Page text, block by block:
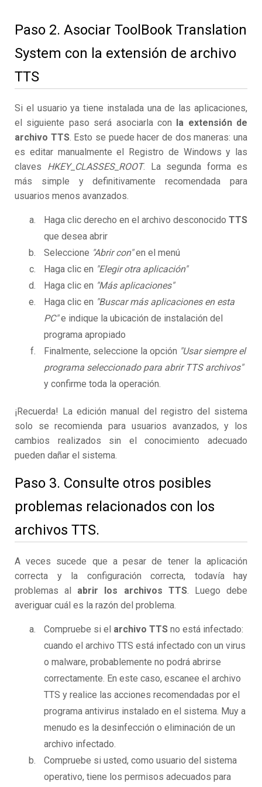
Paso 2. Asociar ToolBook Translation
System con la extensión de archivo
TTS
Si el usuario ya tiene instalada una de las aplicaciones,
el siguiente paso será asociarla con
la extensión de
archivo TTS. Esto se puede hacer de dos maneras: una
es editar manualmente el Registro de Windows y las
claves HKEY_CLASSES_ROOT. La segunda forma es
más simple y definitivamente recomendada para
usuarios menos avanzados.
Haga clic derecho en el archivo desconocido TTS
que desea abrir
Seleccione "Abrir con"en el menú
Haga clic en "Elegir otra aplicación"
Haga clic en "Más aplicaciones"
Haga clic en "Buscar más aplicaciones en esta
PC"e indique la ubicación de instalación del
programa apropiado
Finalmente, seleccione la opción "Usar siempre el
programa seleccionado para abrir TTS archivos"
y confirme toda la operación.
¡Recuerda! La edición manual del registro del sistema
solo se recomienda para usuarios avanzados, y los
cambios realizados sin el conocimiento adecuado
pueden dañar el sistema.
Paso 3. Consulte otros posibles
problemas relacionados con los
archivos TTS.
A veces sucede que a pesar de tener la aplicación
correcta y la configuración correcta, todavía hay
problemas al abrir los archivos TTS. Luego debe
averiguar cuál es la razón del problema.
Compruebe si el archivo TTS no está infectado:
cuando el archivo TTS está infectado con un virus
o malware, probablemente no podrá abrirse
correctamente. En este caso, escanee el archivo
TTS y realice las acciones recomendadas por el
programa antivirus instalado en el sistema. Muy a
menudo es la desinfección o eliminación de un
archivo infectado.
Compruebe si usted, como usuario del sistema
operativo, tiene los permisos adecuados para